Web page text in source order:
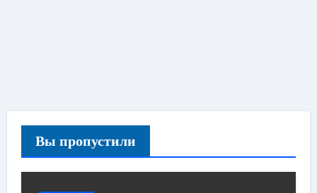
Вы пропустили